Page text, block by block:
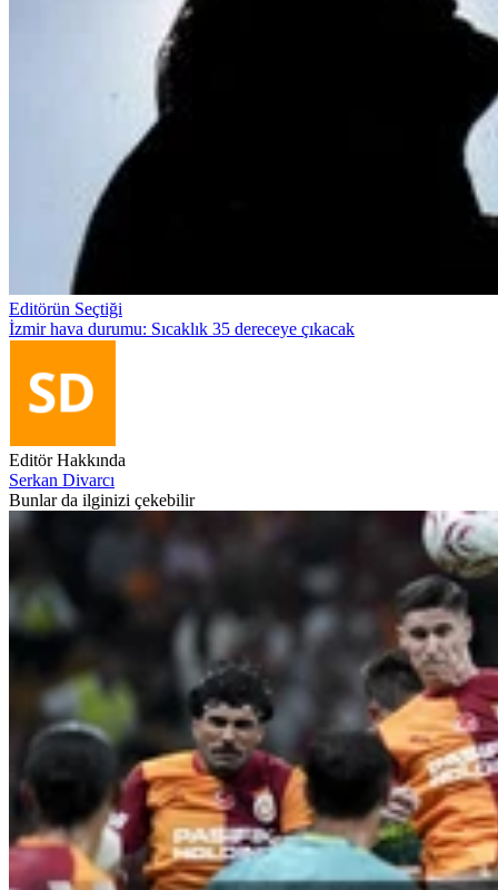
Editörün Seçtiği
İzmir hava durumu: Sıcaklık 35 dereceye çıkacak
Editör Hakkında
Serkan Divarcı
Bunlar da ilginizi çekebilir